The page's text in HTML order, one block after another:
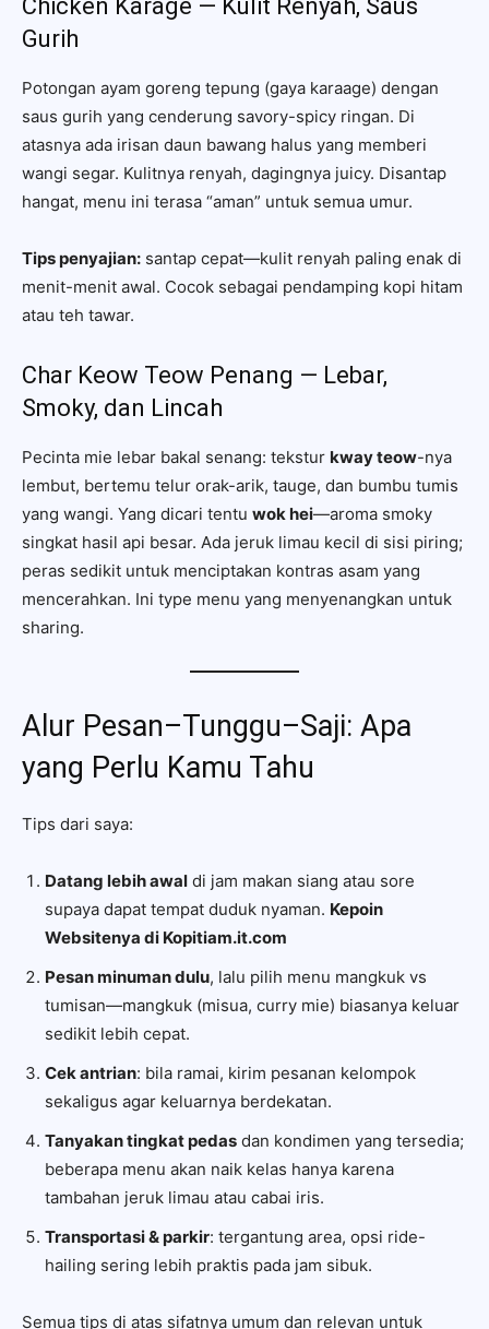
Chicken Karage — Kulit Renyah, Saus
Gurih
Potongan ayam goreng tepung (gaya karaage) dengan
saus gurih yang cenderung savory-spicy ringan. Di
atasnya ada irisan daun bawang halus yang memberi
wangi segar. Kulitnya renyah, dagingnya juicy. Disantap
hangat, menu ini terasa “aman” untuk semua umur.
Tips penyajian: santap cepat—kulit renyah paling enak di
menit-menit awal. Cocok sebagai pendamping kopi hitam
atau teh tawar.
Char Keow Teow Penang — Lebar,
Smoky, dan Lincah
Pecinta mie lebar bakal senang: tekstur kway teow-nya
lembut, bertemu telur orak-arik, tauge, dan bumbu tumis
yang wangi. Yang dicari tentu wok hei—aroma smoky
singkat hasil api besar. Ada jeruk limau kecil di sisi piring;
peras sedikit untuk menciptakan kontras asam yang
mencerahkan. Ini type menu yang menyenangkan untuk
sharing.
Alur Pesan–Tunggu–Saji: Apa
yang Perlu Kamu Tahu
Tips dari saya:
Datang lebih awal di jam makan siang atau sore
supaya dapat tempat duduk nyaman. Kepoin
Websitenya di Kopitiam.it.com
Pesan minuman dulu, lalu pilih menu mangkuk vs
tumisan—mangkuk (misua, curry mie) biasanya keluar
sedikit lebih cepat.
Cek antrian: bila ramai, kirim pesanan kelompok
sekaligus agar keluarnya berdekatan.
Tanyakan tingkat pedas dan kondimen yang tersedia;
beberapa menu akan naik kelas hanya karena
tambahan jeruk limau atau cabai iris.
Transportasi & parkir: tergantung area, opsi ride-
hailing sering lebih praktis pada jam sibuk.
Semua tips di atas sifatnya umum dan relevan untuk